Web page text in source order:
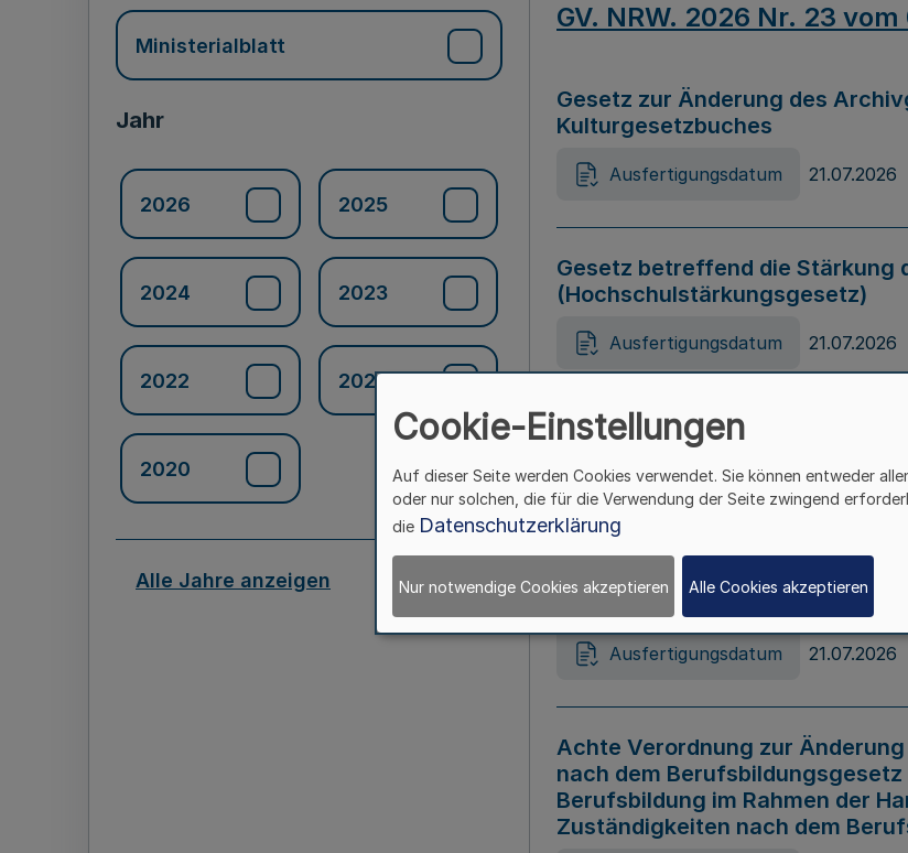
Ministerialblatt
Jahr
2026 2025
2024 2023
2022 2021
2020
Alle Jahre anzeigen
GV. NRW. 2026 Nr. 23
Gesetz zur Änderung des
Kulturgesetzbuches
Ausfertigungsdatum 21.07.2026
Gesetz betreffend die Stärkung
(Hochschulstärkungsgesetz)
Ausfertigungsdatum 21.07.2026
Gesetz zur Vermeidung von
Ausfertigungsdatum 21.07.2026
Gesetz zur Änderung des
Ausfertigungsdatum 21.07.2026
Achte Verordnung zur
nach dem
Berufsbildung im Rahmen der
Zuständigkeiten nach dem
Cookie-Einstellungen
Auf dieser Seite werden Cookies verwendet. Sie können entweder
oder nur solchen, die für die Verwendung der Seite zwingend
die Datenschutzerklärung
Nur notwendige Cookies akzeptieren Alle Cookies akzeptieren